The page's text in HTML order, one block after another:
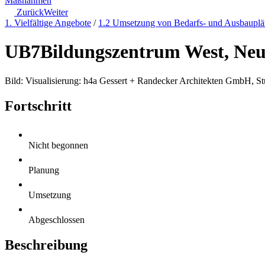
ZurückWeiter
1. Vielfältige Angebote / 1.2 Umsetzung von Bedarfs- und
UB7Bildungszentrum West,
Bild: Visualisierung: h4a Gessert + Randecker Architekten GmbH,
Fortschritt
Nicht begonnen
Planung
Umsetzung
Abgeschlossen
Beschreibung